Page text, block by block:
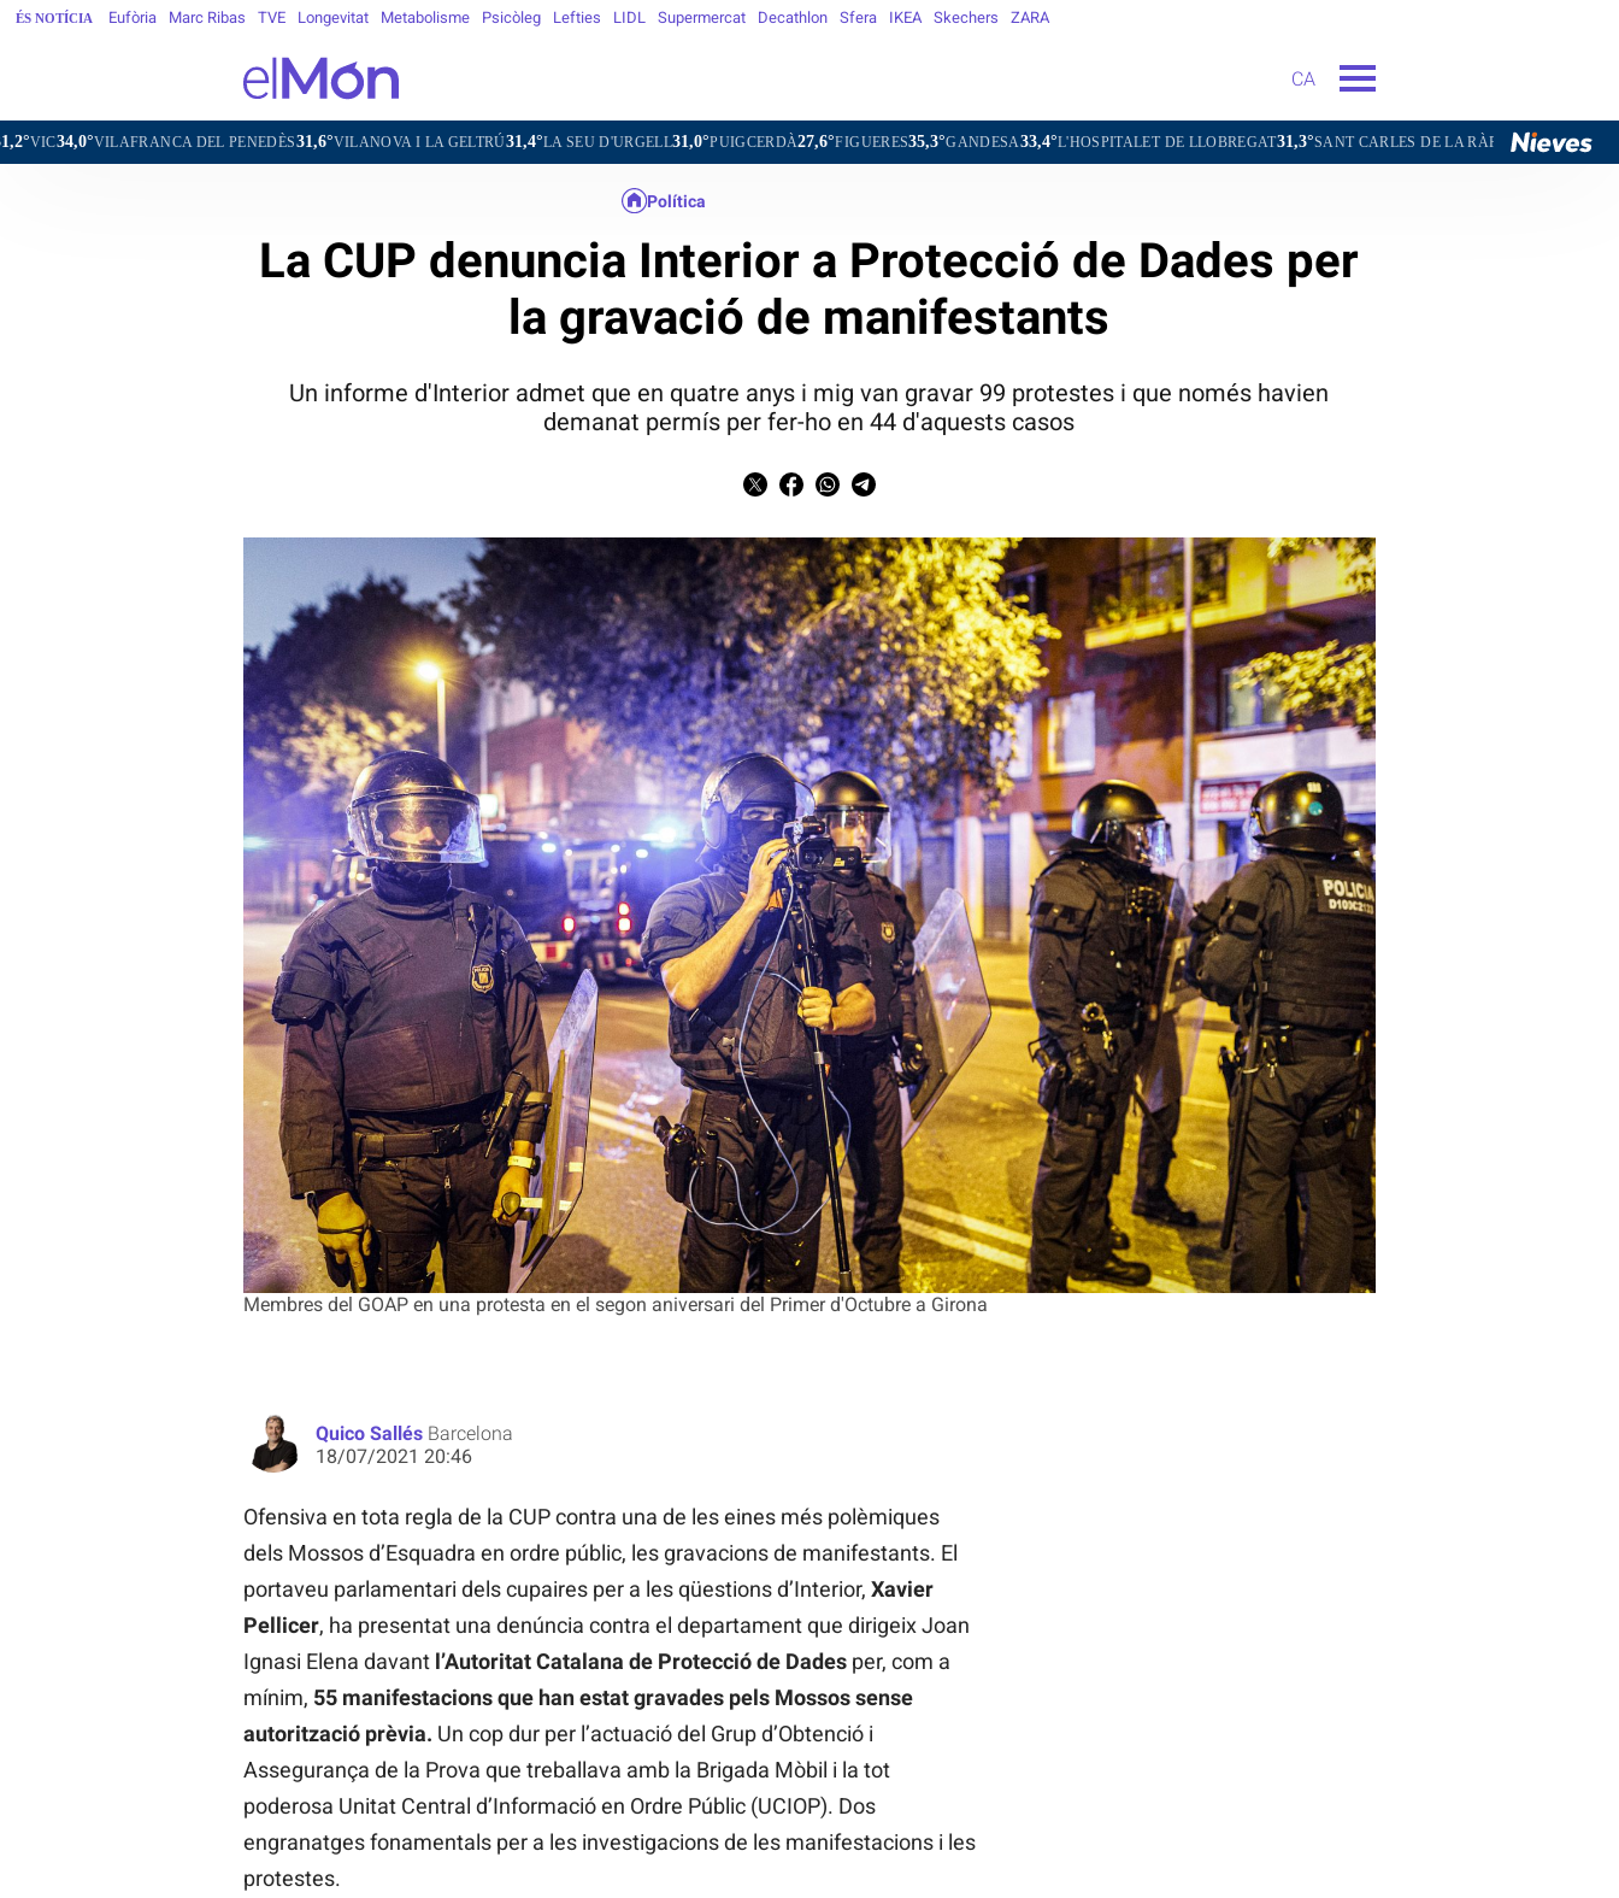
ÉS NOTÍCIA Eufòria Marc Ribas TVE Longevitat Metabolisme Psicòleg Lefties LIDL Supermercat Decathlon Sfera IKEA Skechers ZARA
CA
DEL PENEDÈS31,6° VILANOVA I LA GELTRÚ31,4°LA SEU D'URGELL 31,0°PUIGCERDÀ27,6°FIGUERES35,3°GANDESA33,4°L'HOSPITALET DE LLOBREGAT31,3°SANT CARLES DE LA RÀPITA 30,7°SANT CUGAT DEL
Membres del GOAP en una protesta en el segon aniversari del Primer d'Octubre a Girona
Política
La CUP denuncia Interior a Protecció de Dades per
la gravació de manifestants
Un informe d'Interior admet que en quatre anys i mig van gravar 99 protestes i que només havien
demanat permís per fer-ho en 44 d'aquests casos
Quico Sallés Barcelona
18/07/2021 20:46
Ofensiva en tota regla de la CUP contra una de les eines més polèmiques
dels Mossos d’Esquadra en ordre públic, les gravacions de manifestants. El
portaveu parlamentari dels cupaires per a les qüestions d’Interior, Xavier
Pellicer, ha presentat una denúncia contra el departament que dirigeix Joan
Ignasi Elena davant l’Autoritat Catalana de Protecció de Dadesper, com a
mínim, 55 manifestacions que han estat gravades pels Mossos sense
autorització prèvia. Un cop dur per l’actuació del Grup d’Obtenció i
Assegurança de la Prova que treballava amb la Brigada Mòbil i la tot
poderosa Unitat Central d’Informació en Ordre Públic (UCIOP). Dos
engranatges fonamentals per a les investigacions de les manifestacions i les
protestes.